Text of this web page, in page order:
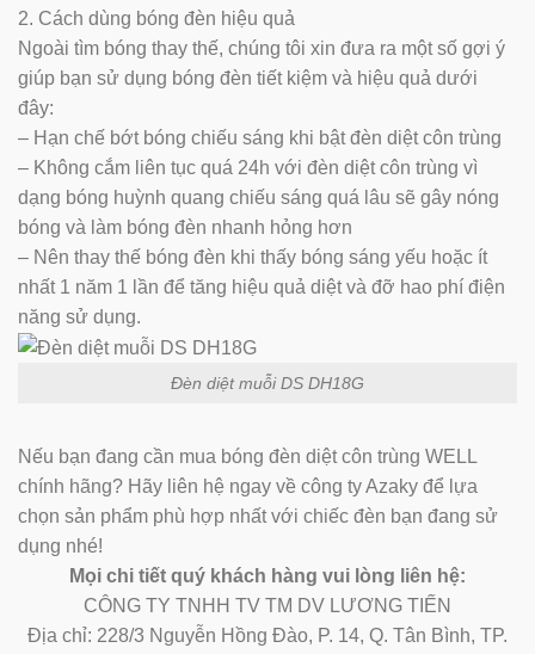
2. Cách dùng bóng đèn hiệu quả
Ngoài tìm bóng thay thế, chúng tôi xin đưa ra một số gợi ý
giúp bạn sử dụng bóng đèn tiết kiệm và hiệu quả dưới
đây:
– Hạn chế bớt bóng chiếu sáng khi bật đèn diệt côn trùng
– Không cắm liên tục quá 24h với đèn diệt côn trùng vì
dạng bóng huỳnh quang chiếu sáng quá lâu sẽ gây nóng
bóng và làm bóng đèn nhanh hỏng hơn
– Nên thay thế bóng đèn khi thấy bóng sáng yếu hoặc ít
nhất 1 năm 1 lần để tăng hiệu quả diệt và đỡ hao phí điện
năng sử dụng.
Đèn diệt muỗi DS DH18G
Nếu bạn đang cần mua bóng đèn diệt côn trùng WELL
chính hãng? Hãy liên hệ ngay về công ty Azaky để lựa
chọn sản phẩm phù hợp nhất với chiếc đèn bạn đang sử
dụng nhé!
Mọi chi tiết quý khách hàng vui lòng liên hệ:
CÔNG TY TNHH TV TM DV LƯƠNG TIẾN
Địa chỉ: 228/3 Nguyễn Hồng Đào, P. 14, Q. Tân Bình, TP.